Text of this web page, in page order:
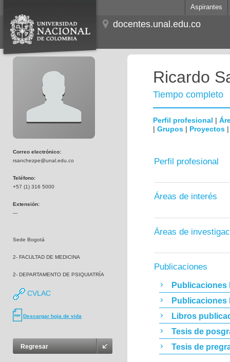
Aspirantes
docentes.unal.edu.co
Correo electrónico:
rsanchezpe@unal.edu.co
Teléfono:
+57 (1) 316 5000
Extensión:
---
Sede Bogotá
2- FACULTAD DE MEDICINA
2- DEPARTAMENTO DE PSIQUIATRÍA
CVLAC
Descargar hoja de vida
Regresar
Ricardo
Tiempo completo
Perfil profesional |
| Grupos | Proyectos
Perfil profesional
Áreas de interés
Áreas de
Publicaciones
Publicaciones
Publicaciones
Libros
Tesis de
Tesis de